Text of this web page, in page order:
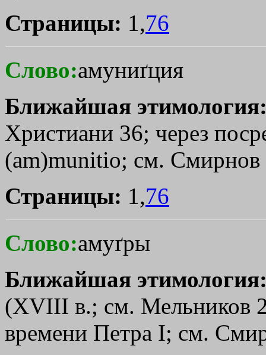
Страницы: 1,76
Слово:амуниґция
Ближайшая
Христиани 36; через
(am)munitio; см. Смирнов
Страницы: 1,76
Слово:амуґры
Ближайшая
(XVIII в.; см. Мельников
времени Петра I; см.